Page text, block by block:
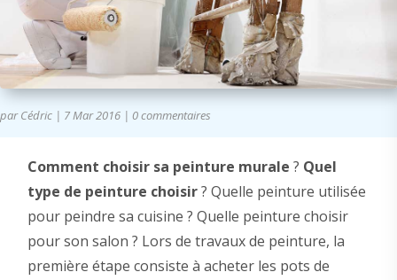
parCédric | 7 Mar 2016 | 0 commentaires
Comment choisir sa peinture murale ? Quel
type de peinture choisir? Quelle peinture utilisée
pour peindre sa cuisine ? Quelle peinture choisir
pour son salon ? Lors de travaux de peinture, la
première étape consiste à acheter les pots de